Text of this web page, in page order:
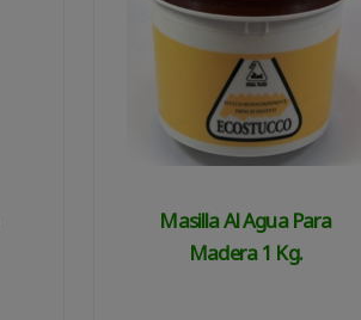
Masilla Al Agua Para
Madera 1 Kg.